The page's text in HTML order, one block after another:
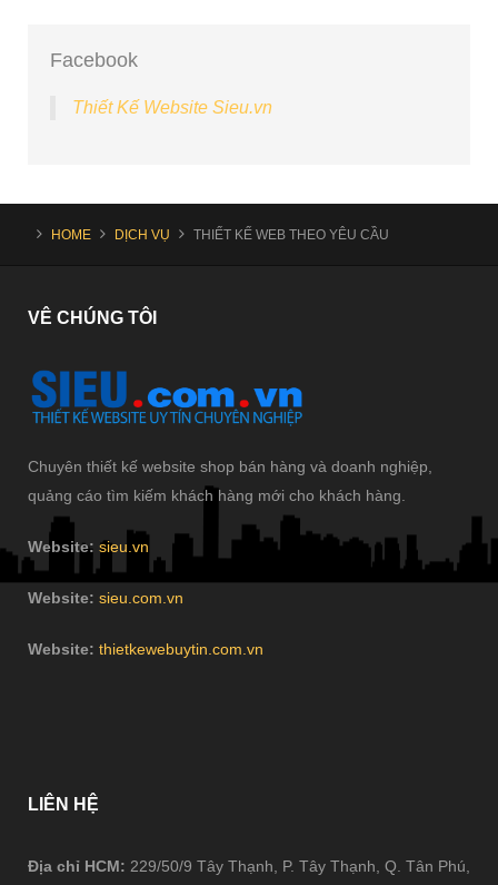
Facebook
Thiết Kế Website Sieu.vn
HOME DỊCH VỤ THIẾT KẾ WEB THEO YÊU CẦU
VÊ CHÚNG TÔI
Chuyên thiết kế website shop bán hàng và doanh nghiệp,
quảng cáo tìm kiếm khách hàng mới cho khách hàng.
Website: sieu.vn
Website: sieu.com.vn
Website: thietkewebuytin.com.vn
LIÊN HỆ
Địa chỉ HCM: 229/50/9 Tây Thạnh, P. Tây Thạnh, Q. Tân Phú,